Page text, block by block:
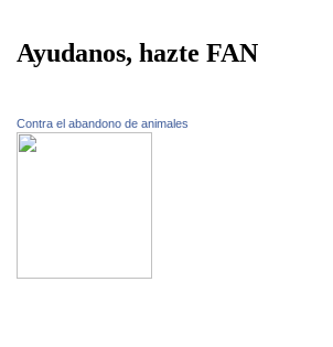
Ayudanos, hazte FAN
Contra el abandono de animales